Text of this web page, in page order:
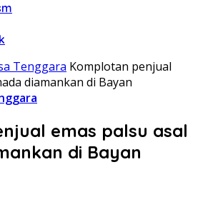
Tenggara Komplotan penjual
diamankan di Bayan
emas palsu asal
di Bayan